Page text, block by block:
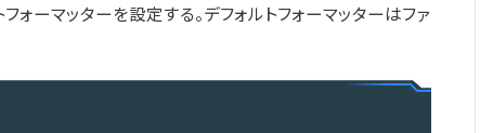
フォーマッターを設定する。デフォルトフォーマッターはファ